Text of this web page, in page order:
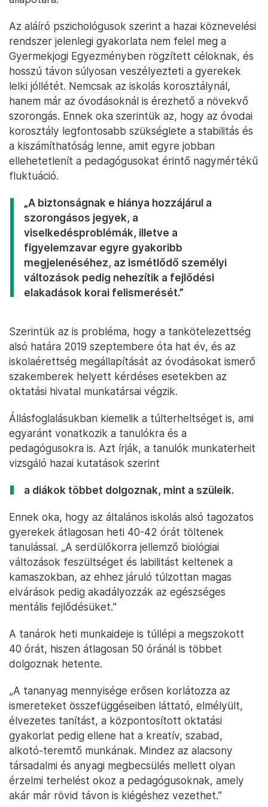
Az aláíró pszichológusok szerint a hazai köznevelési
rendszer jelenlegi gyakorlata nem felel meg a
Gyermekjogi Egyezményben rögzített céloknak, és
hosszú távon súlyosan veszélyezteti a gyerekek
lelki jóllétét. Nemcsak az iskolás korosztálynál,
hanem már az óvodásoknál is érezhető a növekvő
szorongás. Ennek oka szerintük az, hogy az óvodai
korosztály legfontosabb szükséglete a stabilitás és
a kiszámíthatóság lenne, amit egyre jobban
ellehetetlenít a pedagógusokat érintő nagymértékű
fluktuáció.
„A biztonságnak e hiánya hozzájárul a
szorongásos jegyek, a
viselkedésproblémák, illetve a
figyelemzavar egyre gyakoribb
megjelenéséhez, az ismétlődő személyi
változások pedig nehezítik a fejlődési
elakadások korai felismerését.”
Szerintük az is probléma, hogy a tankötelezettség
alsó határa 2019 szeptembere óta hat év, és az
iskolaérettség megállapítását az óvodásokat ismerő
szakemberek helyett kérdéses esetekben az
oktatási hivatal munkatársai végzik.
Állásfoglalásukban kiemelik a túlterheltséget is, ami
egyaránt vonatkozik a tanulókra és a
pedagógusokra is. Azt írják, a tanulók munkaterheit
vizsgáló hazai kutatások szerint
a diákok többet dolgoznak, mint a szüleik.
Ennek oka, hogy az általános iskolás alsó tagozatos
gyerekek átlagosan heti 40-42 órát töltenek
tanulással. „A serdülőkorra jellemző biológiai
változások feszültséget és labilitást keltenek a
kamaszokban, az ehhez járuló túlzottan magas
elvárások pedig akadályozzák az egészséges
mentális fejlődésüket.”
A tanárok heti munkaideje is túllépi a megszokott
40 órát, hiszen átlagosan 50 óránál is többet
dolgoznak hetente.
„A tananyag mennyisége erősen korlátozza az
ismereteket összefüggéseiben láttató, elmélyült,
élvezetes tanítást, a központosított oktatási
gyakorlat pedig ellene hat a kreatív, szabad,
alkotó-teremtő munkának. Mindez az alacsony
társadalmi és anyagi megbecsülés mellett olyan
érzelmi terhelést okoz a pedagógusoknak, amely
akár már rövid távon is kiégéshez vezethet.”